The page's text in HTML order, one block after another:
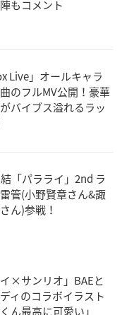
もコメント
Live」オールキャラ
のフルMV公開！豪華
バイブス溢れるラッ
「パラライ」2nd ラ
管(小野賢章さん&諏
ん)参戦！
イ×サンリオ」BAEと
ィのコラボイラスト
ん最高に可愛い」